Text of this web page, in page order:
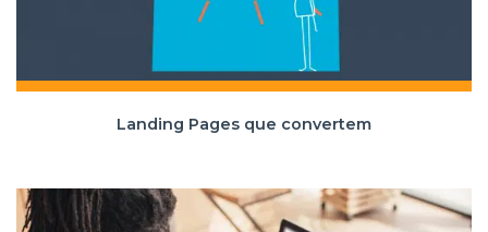
Landing Pages que convertem